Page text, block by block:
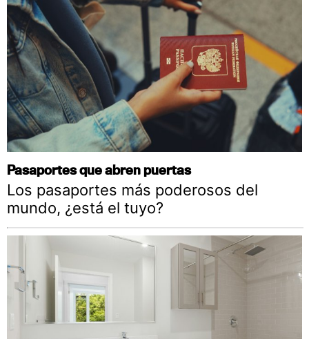
Pasaportes que abren puertas
Los pasaportes más poderosos del
mundo, ¿está el tuyo?